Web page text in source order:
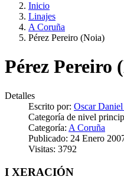
Inicio
Linajes
A Coruña
Pérez Pereiro (Noia)
Pérez Pereiro
Detalles
Escrito por: Oscar
Categoría de nivel
Categoría: A Coruña
Publicado: 24 Enero
Visitas: 3792
I XERACIÓN